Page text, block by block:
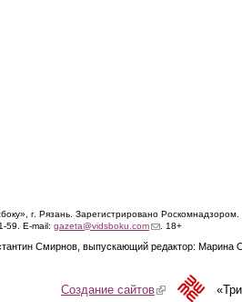
г. Рязань. Зарегистрировано
59. E-mail: gazeta@vidsboku.com(link sends e-mail)
. 18+
Смирнов, выпускающий редактор: Марина
Создание сайтов(link is external)